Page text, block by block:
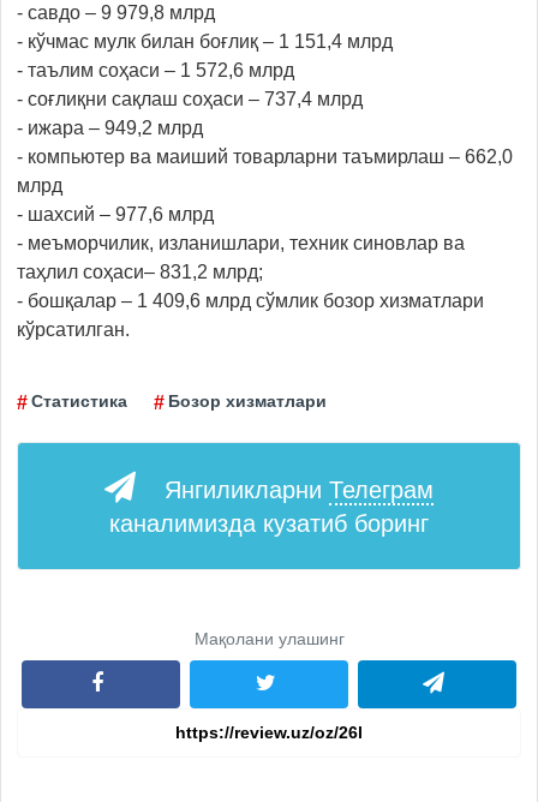
- савдо – 9 979,8 млрд
- кўчмас мулк билан боғлиқ – 1 151,4 млрд
- таълим соҳаси – 1 572,6 млрд
- соғлиқни сақлаш соҳаси – 737,4 млрд
- ижара – 949,2 млрд
- компьютер ва маиший товарларни таъмирлаш – 662,0
млрд
- шахсий – 977,6 млрд
- меъморчилик, изланишлари, техник синовлар ва
таҳлил соҳаси– 831,2 млрд;
- бошқалар – 1 409,6 млрд сўмлик бозор хизматлари
кўрсатилган.
Статистика Бозор хизматлари
Янгиликларни Телеграм
каналимизда кузатиб боринг
Мақолани улашинг